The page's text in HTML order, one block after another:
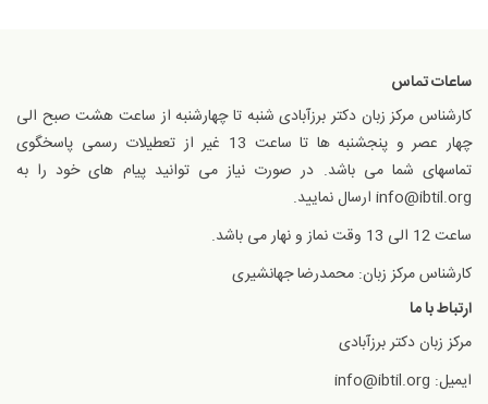
ساعات تماس
کارشناس مرکز زبان دکتر برزآبادی شنبه تا چهارشنبه از ساعت هشت صبح الی
چهار عصر و پنجشنبه ها تا ساعت 13 غیر از تعطیلات رسمی پاسخگوی
تماسهای شما می باشد. در صورت نیاز می توانید پیام های خود را به
info@ibtil.org ارسال نمایید.
ساعت 12 الی 13 وقت نماز و نهار می باشد.
کارشناس مرکز زبان: محمدرضا جهانشیری
ارتباط با ما
مرکز زبان دکتر برزآبادی
ایمیل: info@ibtil.org